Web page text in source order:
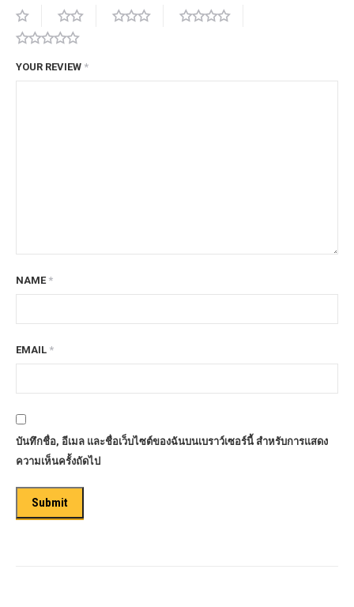
YOUR REVIEW *
NAME *
EMAIL *
บันทึกชื่อ, อีเมล และชื่อเว็บไซต์ของฉันบนเบราว์เซอร์นี้ สำหรับการแสดง
ความเห็นครั้งถัดไป